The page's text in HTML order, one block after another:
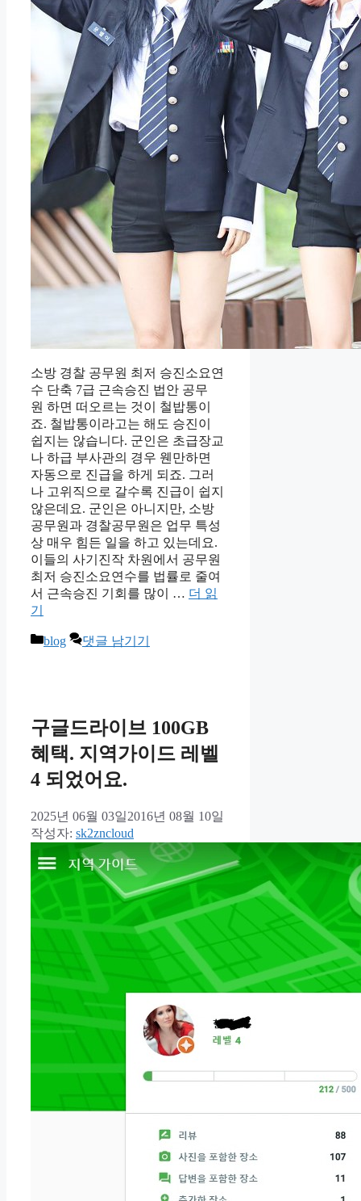
소방 경찰 공무원 최저 승진소요연
수 단축 7급 근속승진 법안 공무
원 하면 떠오르는 것이 철밥통이
죠. 철밥통이라고는 해도 승진이
쉽지는 않습니다. 군인은 초급장교
나 하급 부사관의 경우 웬만하면
자동으로 진급을 하게 되죠. 그러
나 고위직으로 갈수록 진급이 쉽지
않은데요. 군인은 아니지만, 소방
공무원과 경찰공무원은 업무 특성
상 매우 힘든 일을 하고 있는데요.
이들의 사기진작 차원에서 공무원
최저 승진소요연수를 법률로 줄여
서 근속승진 기회를 많이 … 더 읽
기
카
blog 댓글 남기기
구글드라이브 100GB
혜택. 지역가이드 레벨
4 되었어요.
2025년 06월 03일2016년 08월 10일
작성자: sk2zncloud